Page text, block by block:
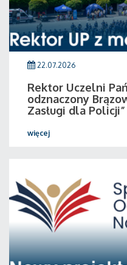
22.07.2026
Rektor Uczelni
odznaczony
Zasługi dla Policji”
więcej